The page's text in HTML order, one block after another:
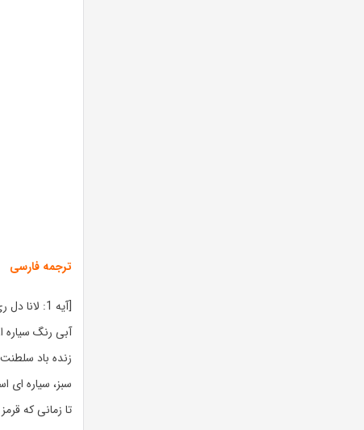
ترجمه فارسی
[آیه 1: لانا دل ری]
آبی رنگ سیاره
زنده باد
سبز، سیاره
تا زمانی که